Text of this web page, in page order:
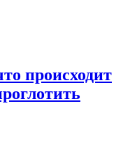
происходит